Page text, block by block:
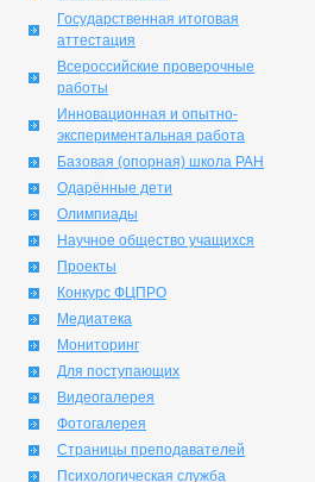
Государственная итоговая
аттестация
Всероссийские проверочные
работы
Инновационная и опытно-
экспериментальная работа
Базовая (опорная) школа РАН
Одарённые дети
Олимпиады
Научное общество учащихся
Проекты
Конкурс ФЦПРО
Медиатека
Мониторинг
Для поступающих
Видеогалерея
Фотогалерея
Страницы преподавателей
Психологическая служба